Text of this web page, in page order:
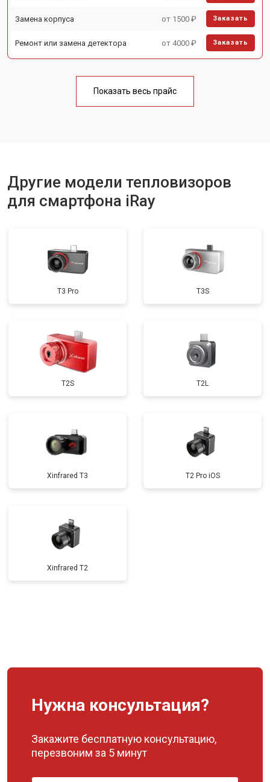
Замена корпуса от 1500 ₽ Заказать
Ремонт или замена детектора от 4000 ₽ Заказать
Показать весь прайс
Другие модели тепловизоров
для смартфона iRay
T3 Pro T3S
T2S T2L
Xinfrared T3 T2 Pro iOS
Xinfrared T2
Нужна консультация?
Закажите бесплатную консультацию,
перезвоним за 5 минут